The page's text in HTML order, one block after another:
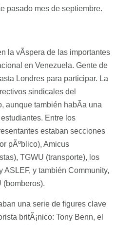
pasado mes de septiembre.
la vÃ­spera de las importantes
en Venezuela. Gente de
Londres para participar. La
sindicales del
aunque también habÃ­a una
Entre los
estaban secciones
pÃºblico), Amicus
TGWU (transporte), los
y también Community,
(bomberos).
una serie de figures clave
britÃ¡nico: Tony Benn, el